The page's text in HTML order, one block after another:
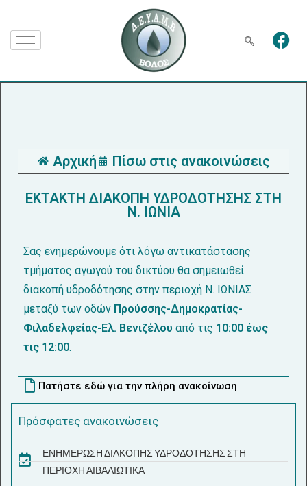
Αρχική Πίσω στις ανακοινώσεις
ΕΚΤΑΚΤΗ ΔΙΑΚΟΠΗ ΥΔΡΟΔΟΤΗΣΗΣ ΣΤΗ
Ν. ΙΩΝΙΑ
Σας ενημερώνουμε ότι λόγω αντικατάστασης
τμήματος αγωγού του δικτύου θα σημειωθεί
διακοπή υδροδότησης στην περιοχή Ν. ΙΩΝΙΑΣ
μεταξύ των οδών Προύσσης-Δημοκρατίας-
Φιλαδελφείας-Ελ. Βενιζέλου από τις 10:00 έως
τις 12:00.
Πατήστε εδώ για την πλήρη ανακοίνωση
Πρόσφατες ανακοινώσεις
ΕΝΗΜΕΡΩΣΗ ΔΙΑΚΟΠΗΣ ΥΔΡΟΔΟΤΗΣΗΣ ΣΤΗ
ΠΕΡΙΟΧΗ ΑΙΒΑΛΙΩΤΙΚΑ